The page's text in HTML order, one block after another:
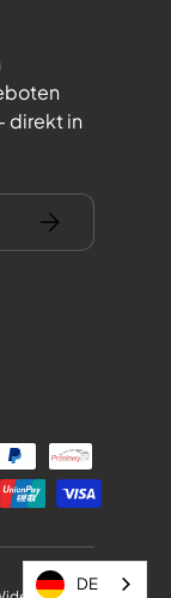
direkt in
Abonnieren
DE